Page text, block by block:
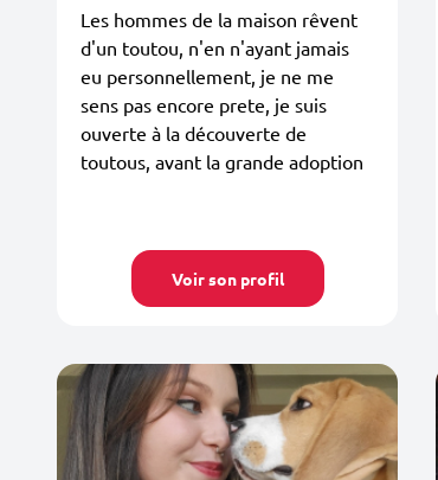
Les hommes de la maison rêvent
d'un toutou, n'en n'ayant jamais
eu personnellement, je ne me
sens pas encore prete, je suis
ouverte à la découverte de
toutous, avant la grande adoption
Voir son profil